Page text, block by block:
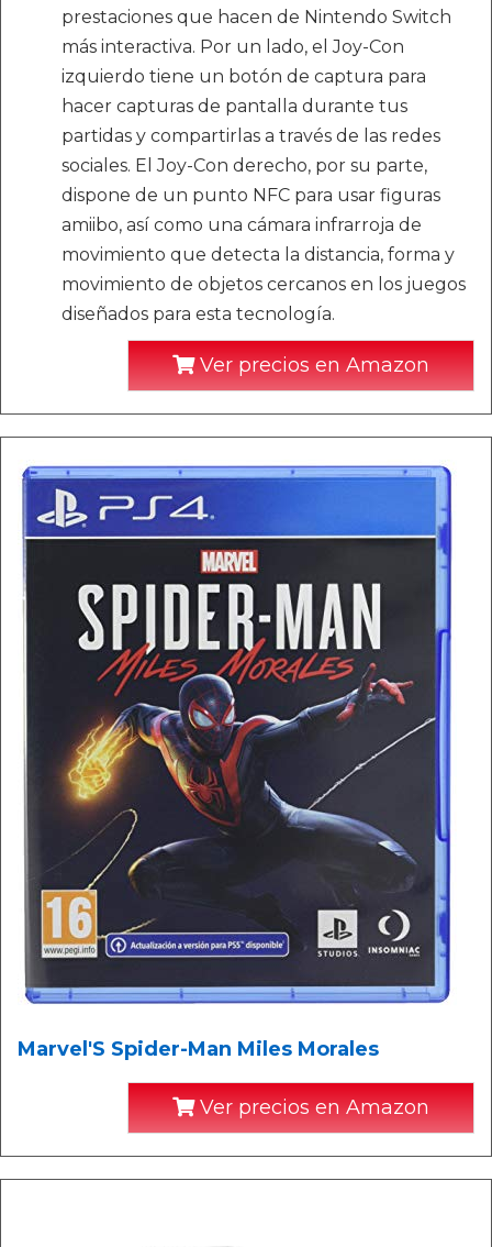
prestaciones que hacen de Nintendo Switch
más interactiva. Por un lado, el Joy-Con
izquierdo tiene un botón de captura para
hacer capturas de pantalla durante tus
partidas y compartirlas a través de las redes
sociales. El Joy-Con derecho, por su parte,
dispone de un punto NFC para usar figuras
amiibo, así como una cámara infrarroja de
movimiento que detecta la distancia, forma y
movimiento de objetos cercanos en los juegos
diseñados para esta tecnología.
Ver precios en Amazon
Marvel'S Spider-Man Miles Morales
Ver precios en Amazon